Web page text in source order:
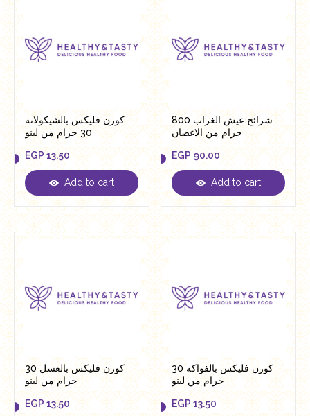
كورن فليكس بالشيكولاته
30 جرام من لينو
EGP 13.50
EGP13.50
Add to cart
شرائح عيش الغراب 800
جرام من الاغصان
EGP 90.00
EGP 90.00
Add to cart
كورن فليكس بالعسل 30
جرام من لينو
EGP 13.50
كورن فليكس بالفواكه 30
جرام من لينو
EGP 13.50